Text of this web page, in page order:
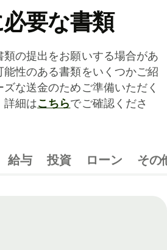
要な書類
の提出をお願いする場合があ
能性のある書類をいくつかご紹
な送金のためご準備いただく
詳細はこちらでご確認くださ
給与 投資 ローン その